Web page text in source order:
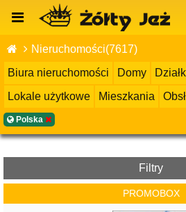
Nieruchomości(7617)
Biura nieruchomości
Domy
Lokale użytkowe
Mieszkania
Polska
Filtry
PROMOBOX